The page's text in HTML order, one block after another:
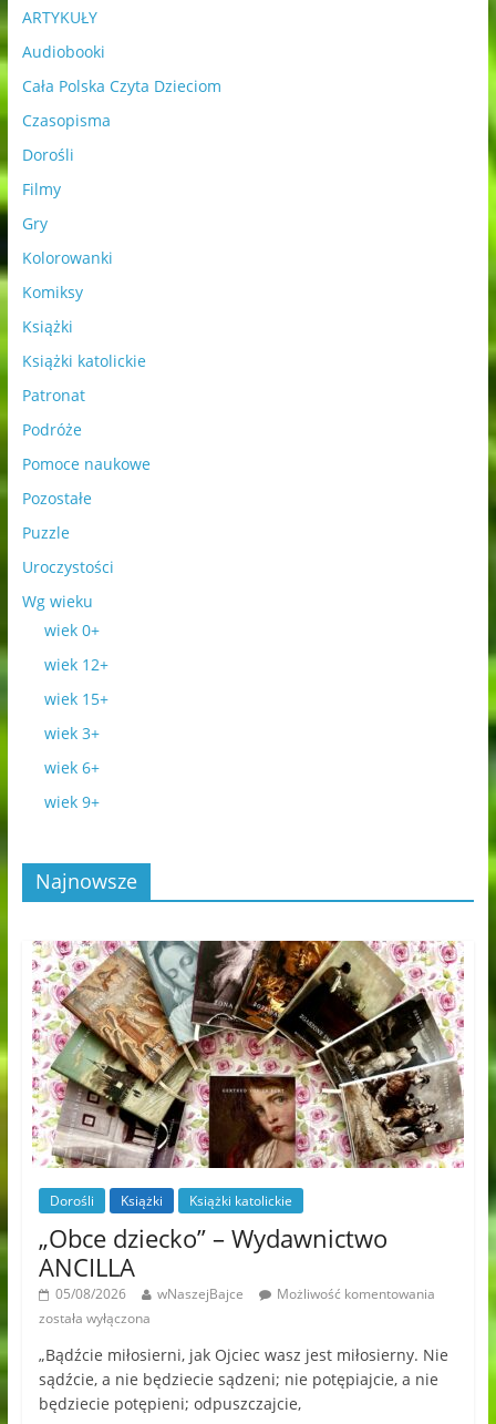
ARTYKUŁY
Audiobooki
Cała Polska Czyta Dzieciom
Czasopisma
Dorośli
Filmy
Gry
Kolorowanki
Komiksy
Książki
Książki katolickie
Patronat
Podróże
Pomoce naukowe
Pozostałe
Puzzle
Uroczystości
Wg wieku
wiek 0+
wiek 12+
wiek 15+
wiek 3+
wiek 6+
wiek 9+
Najnowsze
Dorośli Książki Książki katolickie
„Obce dziecko” – Wydawnictwo
ANCILLA
05/08/2026 wNaszejBajce
Możliwość komentowania
została wyłączona
„Bądźcie miłosierni, jak Ojciec wasz jest miłosierny. Nie
sądźcie, a nie będziecie sądzeni; nie potępiajcie, a nie
będziecie potępieni; odpuszczajcie,